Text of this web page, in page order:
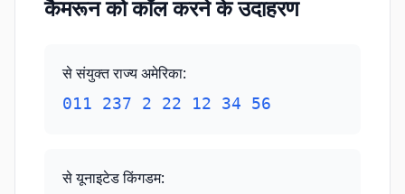
कैमरून को कॉल करने के उदाहरण
से संयुक्त राज्य अमेरिका:
011 237 2 22 12 34 56
से यूनाइटेड किंगडम: